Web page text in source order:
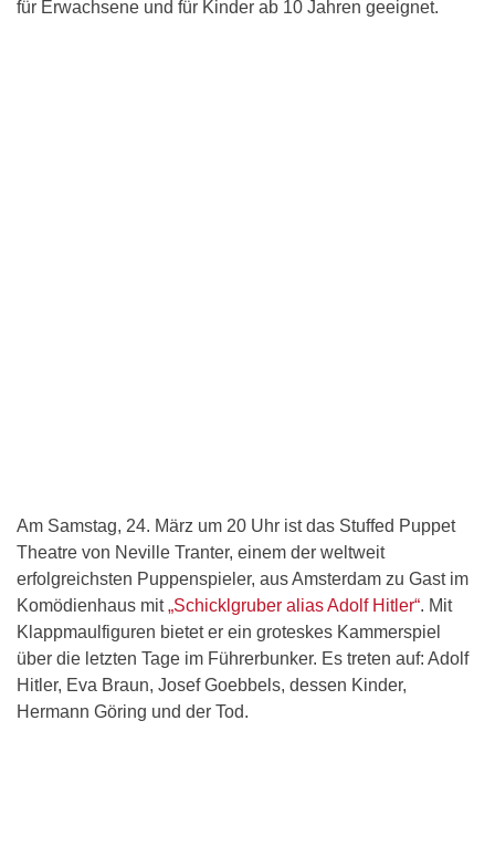
für Erwachsene und für Kinder ab 10 Jahren geeignet.
Am Samstag, 24. März um 20 Uhr ist das Stuffed Puppet
Theatre von Neville Tranter, einem der weltweit
erfolgreichsten Puppenspieler, aus Amsterdam zu Gast im
Komödienhaus mit„Schicklgruber alias Adolf Hitler“. Mit
Klappmaulfiguren bietet er ein groteskes Kammerspiel
über die letzten Tage im Führerbunker. Es treten auf: Adolf
Hitler, Eva Braun, Josef Goebbels, dessen Kinder,
Hermann Göring und der Tod.